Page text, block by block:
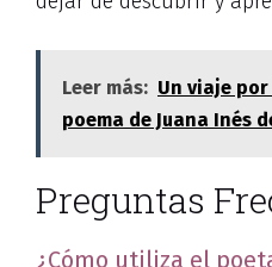
Leer más: Un viaje
poema de Juana Inés
Preguntas
¿Cómo utiliza el